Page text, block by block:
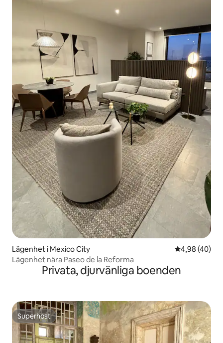
Lägenhet i Mexico City 4,98 av 5 i
4,98 (40)
Lägenhet nära Paseo de la Reforma
Privata, djurvänliga boenden
Superhost
Superhost